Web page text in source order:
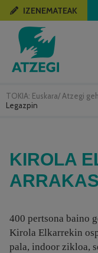
TOKIA: Euskara/ Atzegi
Legazpin
IZENEMATEAK
KIROLA
400 pertsona baino
Kirola Elkarrekin
pala, indoor zikloa,